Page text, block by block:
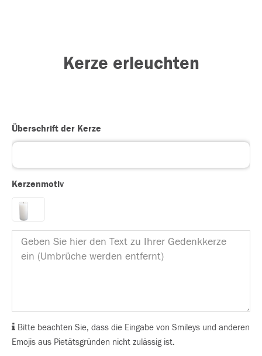
Kerze erleuchten
Überschrift der Kerze
Kerzenmotiv
Bitte beachten Sie, dass die Eingabe von Smileys und anderen
Emojis aus Pietätsgründen nicht zulässig ist.